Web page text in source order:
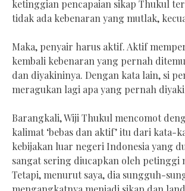
ketinggian pencapaian sikap Thukul
tidak ada kebenaran yang mutlak,
Maka, penyair harus aktif. Aktif
kembali kebenaran yang pernah
dan diyakininya. Dengan kata lain, si
meragukan lagi apa yang pernah
Barangkali, Wiji Thukul mencomot
kalimat ‘bebas dan aktif’ itu dari kata-
kebijakan luar negeri Indonesia yang
sangat sering diucapkan oleh petinggi
Tetapi, menurut saya, dia sungguh-